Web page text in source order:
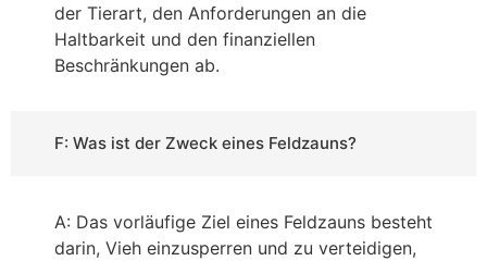
der Tierart, den Anforderungen an die
Haltbarkeit und den finanziellen
Beschränkungen ab.
F: Was ist der Zweck eines Feldzauns?
A: Das vorläufige Ziel eines Feldzauns besteht
darin, Vieh einzusperren und zu verteidigen,